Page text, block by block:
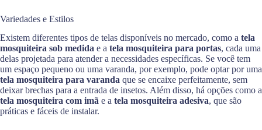
Variedades e Estilos
Existem diferentes tipos de telas disponíveis no mercado, como a tela
mosquiteira sob medida e a tela mosquiteira para portas, cada uma
delas projetada para atender a necessidades específicas. Se você tem
um espaço pequeno ou uma varanda, por exemplo, pode optar por uma
tela mosquiteira para varanda que se encaixe perfeitamente, sem
deixar brechas para a entrada de insetos. Além disso, há opções como a
tela mosquiteira com imã e a tela mosquiteira adesiva, que são
práticas e fáceis de instalar.